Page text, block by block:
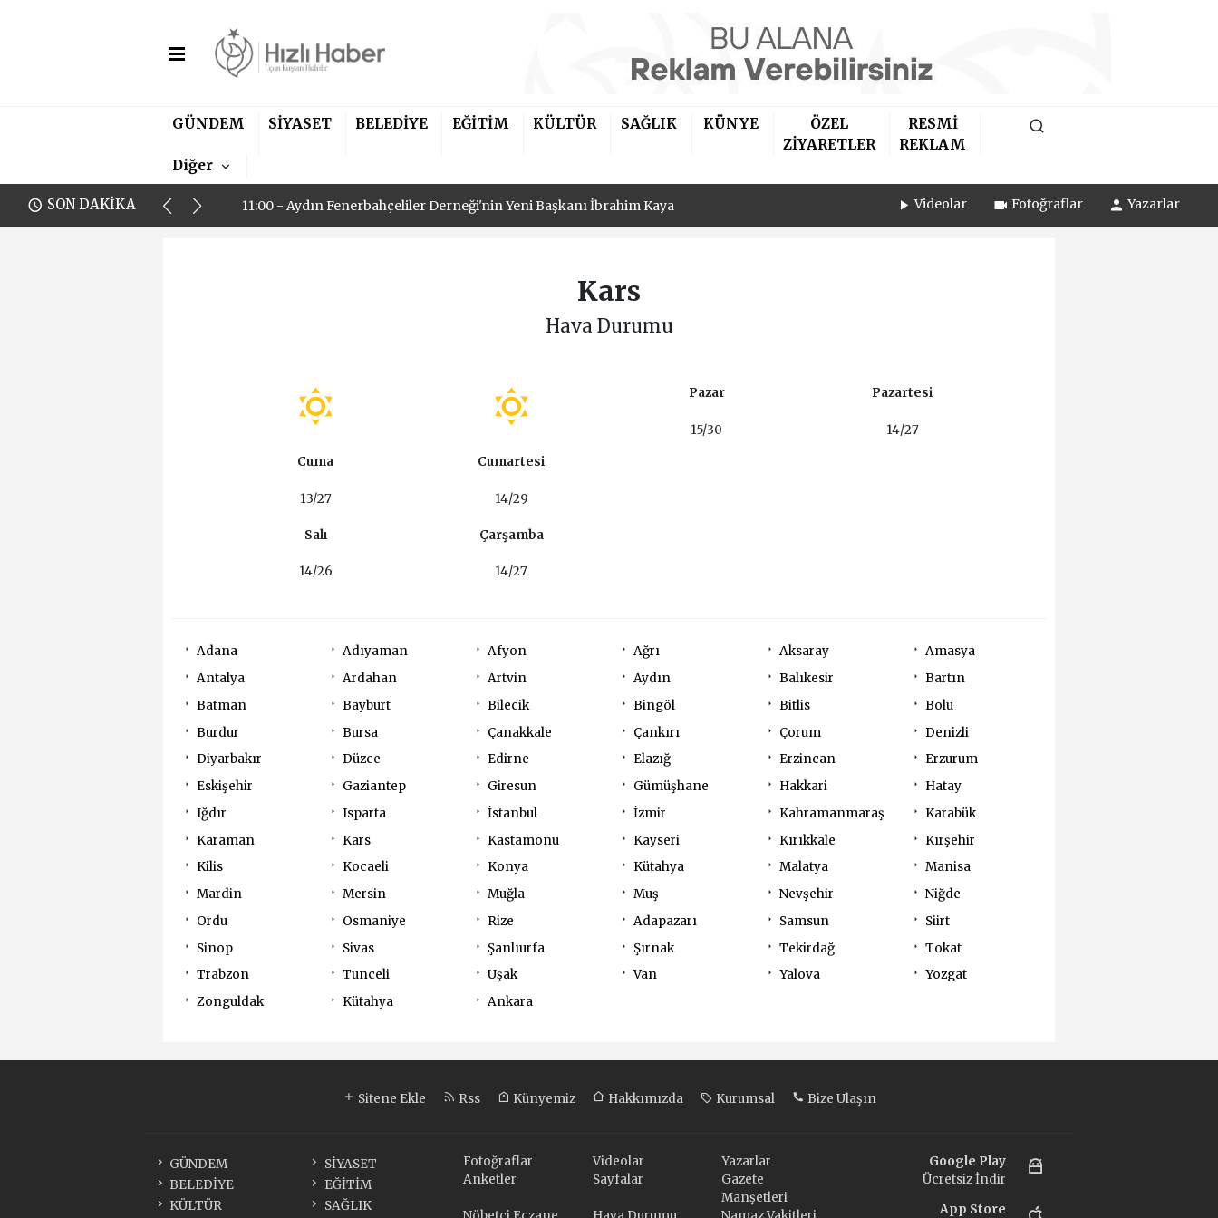
GÜNDEM SİYASET BELEDİYE EĞİTİM KÜLTÜR SAĞLIK KÜNYE
ÖZEL
ZİYARETLER
RESMİ
REKLAM
Diğer
SON DAKİKA
11:00 - Aydın Fenerbahçeliler Derneği'nin Yeni Başkanı İbrahim Kaya
11:00 - Aydın Fenerbahçeliler Derneği'nin Yeni Başkanı İbrahim Kaya Videolar Fotoğraflar Yazarlar
Kars
Hava Durumu
Cuma
13/27
Cumartesi
14/29
Pazar
15/30
Pazartesi
14/27
Salı
14/26
Çarşamba
14/27
Adana Adıyaman Afyon Ağrı Aksaray
Amasya
Antalya
Ardahan Artvin Aydın Balıkesir
Bartın
Batman
Bayburt Bilecik Bingöl Bitlis
Bolu
Burdur
Bursa Çanakkale Çankırı Çorum
Denizli
Diyarbakır
Düzce Edirne Elazığ Erzincan
Erzurum
Eskişehir
Gaziantep Giresun Gümüşhane Hakkari
Hatay
Iğdır
Isparta İstanbul İzmir Kahramanmaraş
Karabük
Karaman
Kars Kastamonu Kayseri Kırıkkale
Kırşehir
Kilis
Kocaeli Konya Kütahya Malatya
Manisa
Mardin
Mersin Muğla Muş Nevşehir
Niğde
Ordu
Osmaniye Rize Adapazarı Samsun
Siirt
Sinop
Sivas Şanlıurfa Şırnak Tekirdağ
Tokat
Trabzon
Tunceli Uşak Van Yalova
Yozgat
Zonguldak
Kütahya Ankara
Sitene Ekle Rss Künyemiz Hakkımızda Kurumsal Bize Ulaşın
GÜNDEM
SİYASET
BELEDİYE
EĞİTİM
KÜLTÜR
SAĞLIK
Fotoğraflar Videolar
Yazarlar
Anketler
Sayfalar
Gazete
Manşetleri
Google Play
Ücretsiz İndir
App Store